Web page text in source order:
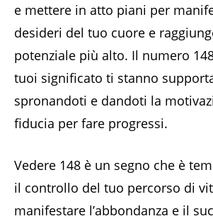
e mettere in atto piani per
desideri del tuo cuore e
potenziale più alto. Il numero
tuoi significato ti stanno
spronandoti e dandoti la
fiducia per fare progressi.
Vedere 148 è un segno che è
il controllo del tuo percorso di
manifestare l’abbondanza e il